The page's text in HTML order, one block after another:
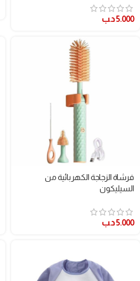
5.000د.ب
فرشاة الزجاجة الكهربائية من
السيليكون
5.000د.ب